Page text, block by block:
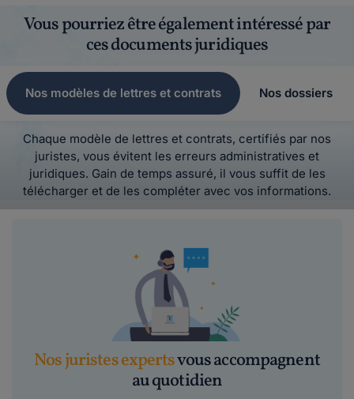
Vous pourriez être également intéressé par
ces documents juridiques
Nos modèles de lettres et contrats Nos dossiers
Chaque modèle de lettres et contrats, certifiés par nos
juristes, vous évitent les erreurs administratives et
juridiques. Gain de temps assuré, il vous suffit de les
télécharger et de les compléter avec vos informations.
Nos juristes expertsvous accompagnent
au quotidien